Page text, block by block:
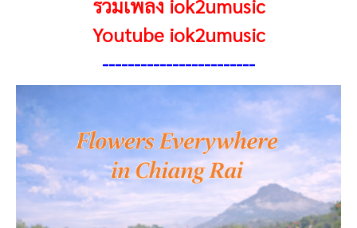
รวมเพลง iok2umusic
Youtube iok2umusic
------------------------